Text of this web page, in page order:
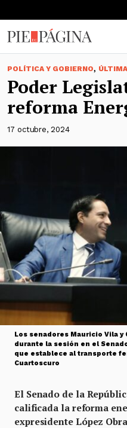
POLÍTICA Y GOBIERNO,
Poder
reforma
17 octubre, 2024
Los senadores Mauricio Vila y
durante la sesión en el
que establece al transporte
Cuartoscuro
El Senado de la
calificada la reforma
expresidente López